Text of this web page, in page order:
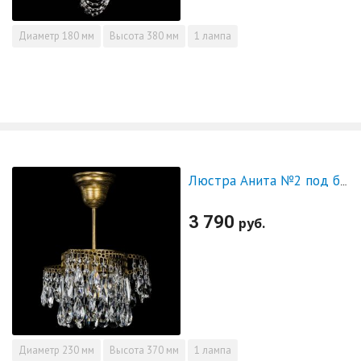
Диаметр 180 мм Высота 380 мм 1 лампа
Люстра Анита №2 под бронзу
3 790 руб.
Диаметр 230 мм Высота 370 мм 1 лампа